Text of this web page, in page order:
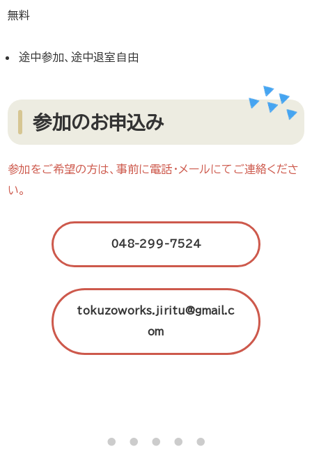
無料
途中参加、途中退室自由
参加のお申込み
参加をご希望の方は、事前に電話・メールにてご連絡くださ
い。
048-299-7524
tokuzoworks.jiritu@gmail.c
om
・・・・・